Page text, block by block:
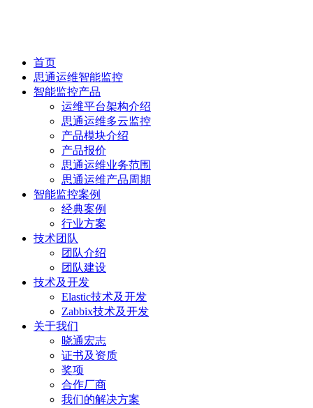
首页
思通运维智能监控
智能监控产品
运维平台架构介绍
思通运维多云监控
产品模块介绍
产品报价
思通运维业务范围
思通运维产品周期
智能监控案例
经典案例
行业方案
技术团队
团队介绍
团队建设
技术及开发
Elastic技术及开发
Zabbix技术及开发
关于我们
晓通宏志
证书及资质
奖项
合作厂商
我们的解决方案